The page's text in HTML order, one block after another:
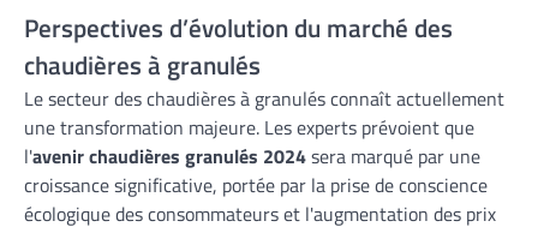
Perspectives d’évolution du marché des
chaudières à granulés
Le secteur des chaudières à granulés connaît actuellement
une transformation majeure. Les experts prévoient que
l'avenir chaudières granulés 2024sera marqué par une
croissance significative, portée par la prise de conscience
écologique des consommateurs et l'augmentation des prix